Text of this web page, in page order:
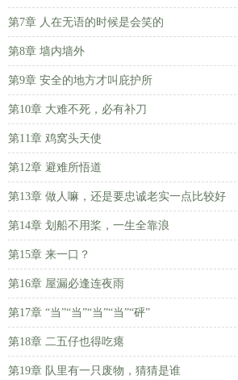
第7章 人在无语的时候是会笑的
第8章 墙内墙外
第9章 安全的地方才叫庇护所
第10章 大难不死，必有补刀
第11章 鸡窝头天使
第12章 避难所悟道
第13章 做人嘛，还是要忠诚老实一点比较好
第14章 划船不用桨，一生全靠浪
第15章 来一口？
第16章 屋漏必逢连夜雨
第17章 “当”“当”“当”“当”“砰”
第18章 二五仔也得吃瘪
第19章 队里有一只废物，猜猜是谁